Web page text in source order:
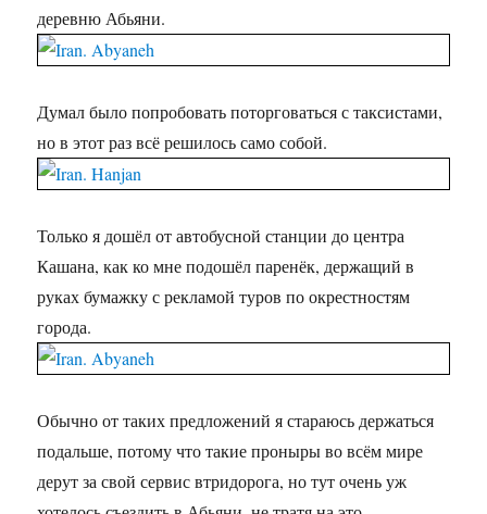
деревню Абьяни.
Думал было попробовать поторговаться с таксистами,
но в этот раз всё решилось само собой.
Только я дошёл от автобусной станции до центра
Кашана, как ко мне подошёл паренёк, держащий в
руках бумажку с рекламой туров по окрестностям
города.
Обычно от таких предложений я стараюсь держаться
подальше, потому что такие проныры во всём мире
дерут за свой сервис втридорога, но тут очень уж